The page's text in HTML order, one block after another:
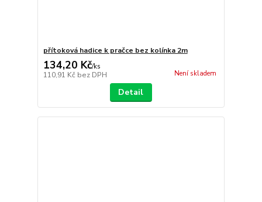
přítoková hadice k pračce bez kolínka 2m
134,20 Kč/ks
110,91 Kč bez DPH Není skladem
Detail